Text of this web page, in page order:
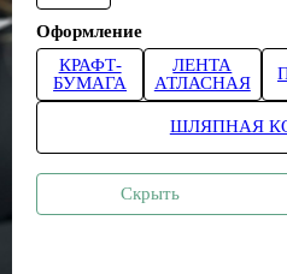
Оформление
КРАФТ-
БУМАГА
ЛЕНТА
АТЛАСНАЯ
ШЛЯПНАЯ
Скрыть